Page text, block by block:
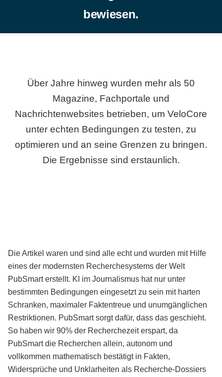
bewiesen.
Über Jahre hinweg wurden mehr als 50
Magazine, Fachportale und
Nachrichtenwebsites betrieben, um VeloCore
unter echten Bedingungen zu testen, zu
optimieren und an seine Grenzen zu bringen.
Die Ergebnisse sind erstaunlich.
Die Artikel waren und sind alle echt und wurden mit Hilfe
eines der modernsten Recherchesystems der Welt
PubSmart erstellt. KI im Journalismus hat nur unter
bestimmten Bedingungen eingesetzt zu sein mit harten
Schranken, maximaler Faktentreue und unumgänglichen
Restriktionen. PubSmart sorgt dafür, dass das geschieht.
So haben wir 90% der Recherchezeit erspart, da
PubSmart die Recherchen allein, autonom und
vollkommen mathematisch bestätigt in Fakten,
Widersprüche und Unklarheiten als Recherche-Dossiers